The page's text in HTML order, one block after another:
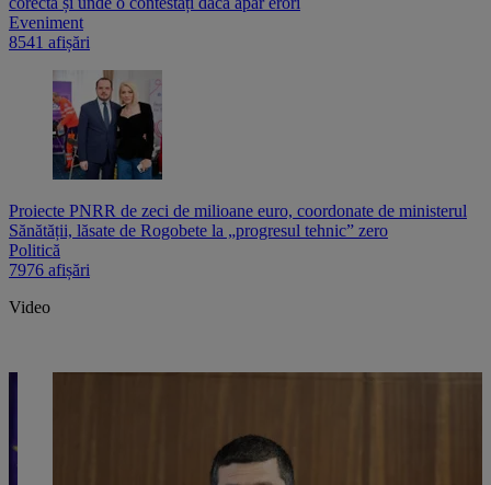
Eveniment
8541 afișări
Proiecte PNRR de zeci de milioane euro, coordonate de ministerul
Sănătății, lăsate de Rogobete la „progresul tehnic” zero
Politică
7976 afișări
Video